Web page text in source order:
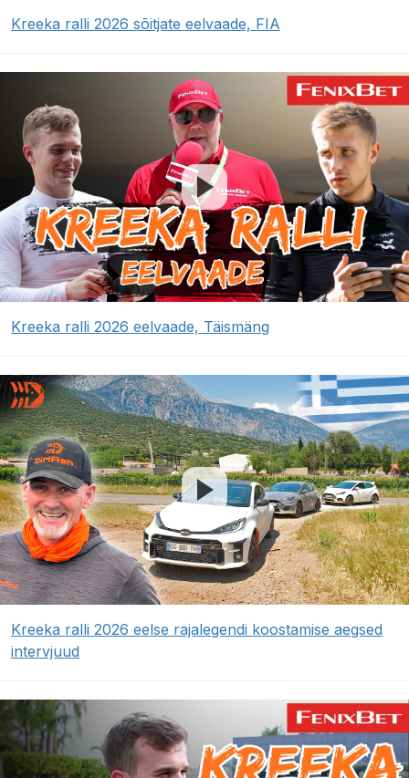
Kreeka ralli 2026 sõitjate eelvaade, FIA
Kreeka ralli 2026 eelvaade, Täismäng
Kreeka ralli 2026 eelse rajalegendi koostamise aegsed
intervjuud